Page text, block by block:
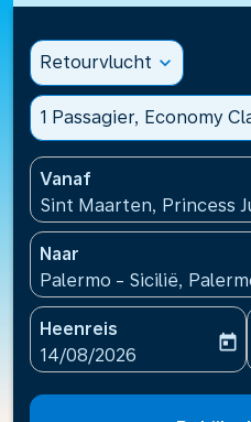
Retourvlucht expand_more
1 Passagier, Economy
Vanaf
Sint Maarten, Princess
Naar
Palermo - Sicilië,
Heenreis
fc-booking-departure-
14/08/2026
today